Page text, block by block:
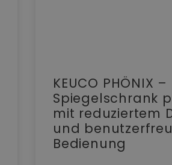
KEUCO PHÖNIX –
Spiegelschrank
mit reduziertem
und
Bedienung